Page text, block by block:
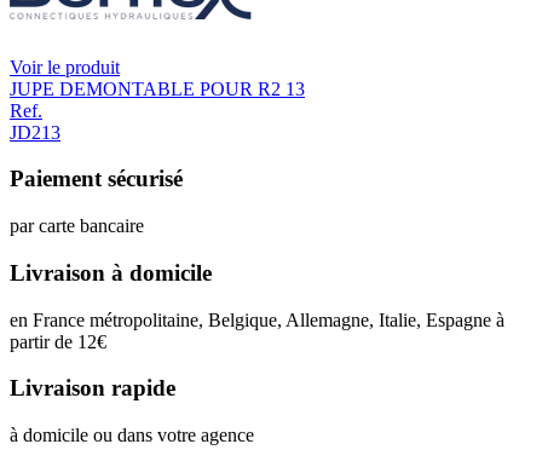
Voir le produit
JUPE DEMONTABLE POUR R2 13
Ref.
JD213
Paiement sécurisé
par carte bancaire
Livraison à domicile
en France métropolitaine, Belgique, Allemagne, Italie, Espagne à
partir de 12€
Livraison rapide
à domicile ou dans votre agence